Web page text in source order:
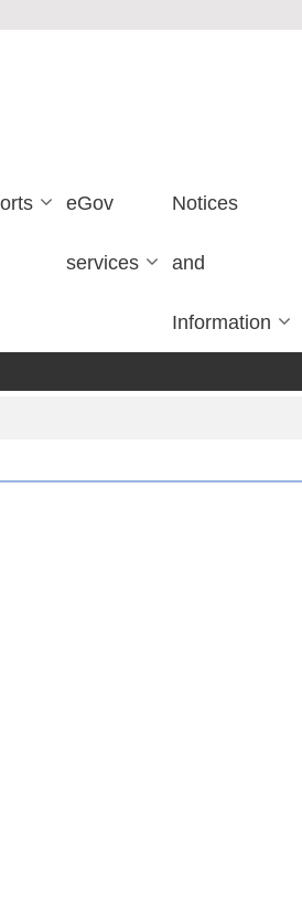
eGov
services
Notices
and
Information